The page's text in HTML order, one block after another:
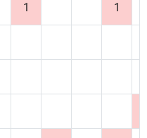
1 1